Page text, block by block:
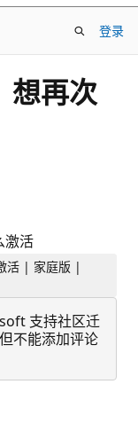
登录
想再次
激活
活 | 家庭版 |
支持社区迁
不能添加评论